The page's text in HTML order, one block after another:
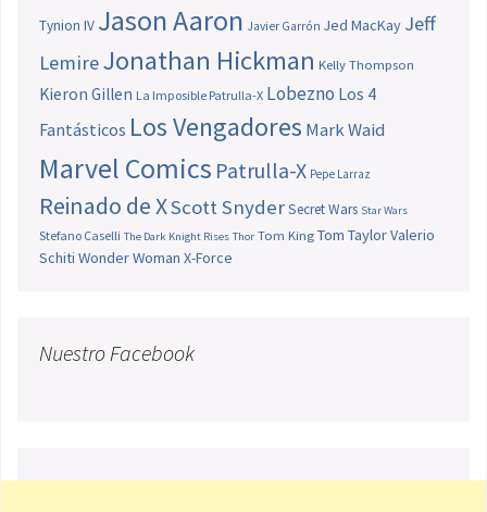
Tynion IV Jason Aaron Javier Garrón Jed MacKay Jeff
LemireJonathan Hickman Kelly Thompson
Kieron Gillen La Imposible Patrulla-X Lobezno Los 4
Fantásticos Los Vengadores Mark Waid
Marvel Comics Patrulla-X Pepe Larraz
Reinado de XScott SnyderSecret Wars Star Wars
Stefano Caselli The Dark Knight Rises Thor Tom King Tom TaylorValerio
Schiti Wonder Woman X-Force
Nuestro Facebook